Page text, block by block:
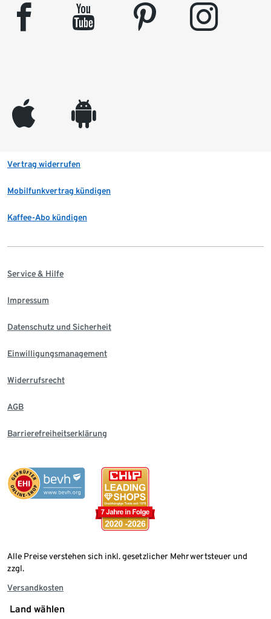
facebook youtube pinterest instagram
appleinc android
Vertrag widerrufen
Mobilfunkvertrag kündigen
Kaffee-Abo kündigen
Service & Hilfe
Impressum
Datenschutz und Sicherheit
Einwilligungsmanagement
Widerrufsrecht
AGB
Barrierefreiheitserklärung
Alle Preise verstehen sich inkl. gesetzlicher Mehrwertsteuer und
zzgl.
Versandkosten
Land wählen